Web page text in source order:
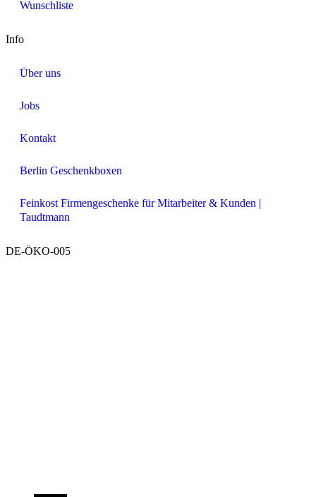
Wunschliste
Info
Über uns
Jobs
Kontakt
Berlin Geschenkboxen
Feinkost Firmengeschenke für Mitarbeiter & Kunden |
Taudtmann
DE-ÖKO-005